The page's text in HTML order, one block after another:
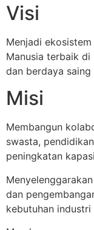
Visi
Menjadi
Manusia terbaik
dan berdaya
Misi
Membangun
swasta,
peningkatan
dan
kebutuhan industri